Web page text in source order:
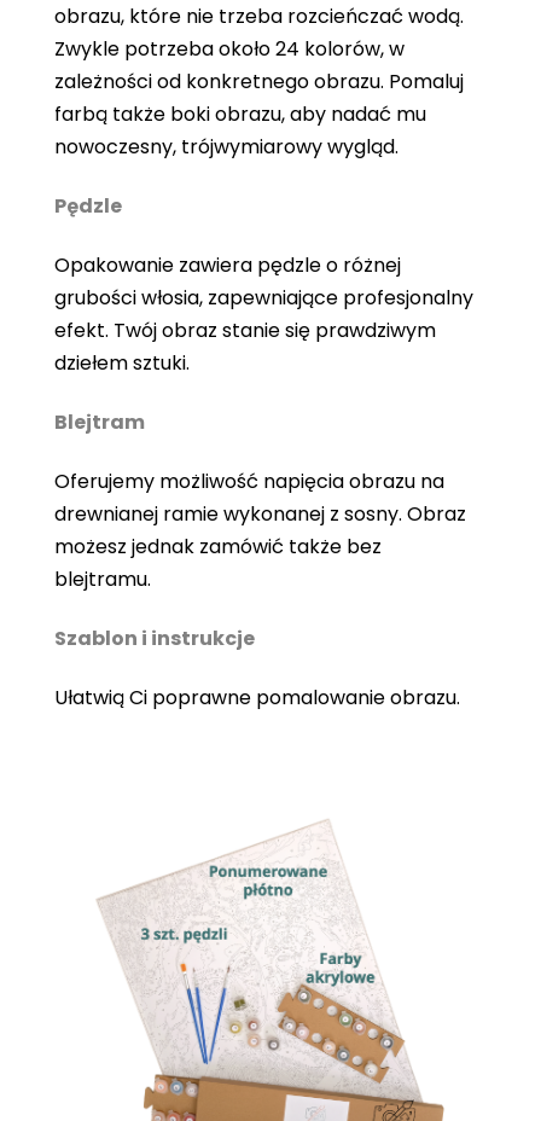
obrazu, które nie trzeba rozcieńczać wodą.
Zwykle potrzeba około 24 kolorów, w
zależności od konkretnego obrazu. Pomaluj
farbą także boki obrazu, aby nadać mu
nowoczesny, trójwymiarowy wygląd.
Pędzle
Opakowanie zawiera pędzle o różnej
grubości włosia, zapewniające profesjonalny
efekt. Twój obraz stanie się prawdziwym
dziełem sztuki.
Blejtram
Oferujemy możliwość napięcia obrazu na
drewnianej ramie wykonanej z sosny. Obraz
możesz jednak zamówić także bez
blejtramu.
Szablon i instrukcje
Ułatwią Ci poprawne pomalowanie obrazu.